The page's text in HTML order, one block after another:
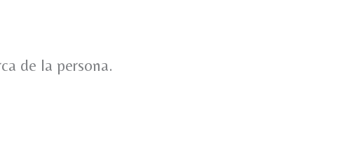
de la persona.